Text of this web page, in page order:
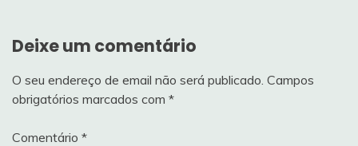
Deixe um comentário
O seu endereço de email não será publicado. Campos
obrigatórios marcados com *
Comentário *